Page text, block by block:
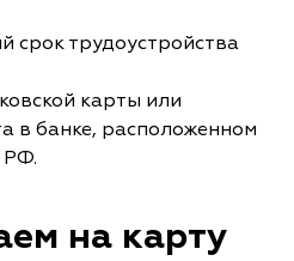
срок трудоустройства
карты или
в банке, расположенном
РФ.
на карту